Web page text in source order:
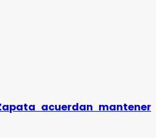
acuerdan mantener